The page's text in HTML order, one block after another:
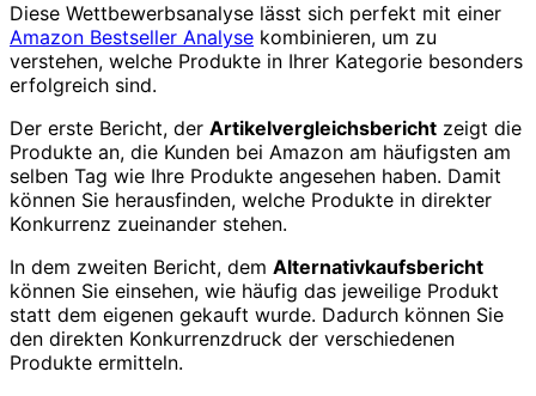
Diese Wettbewerbsanalyse lässt sich perfekt mit einer
Amazon Bestseller Analyse kombinieren, um zu
verstehen, welche Produkte in Ihrer Kategorie besonders
erfolgreich sind.
Der erste Bericht, der Artikelvergleichsbericht zeigt die
Produkte an, die Kunden bei Amazon am häufigsten am
selben Tag wie Ihre Produkte angesehen haben. Damit
können Sie herausfinden, welche Produkte in direkter
Konkurrenz zueinander stehen.
In dem zweiten Bericht, dem Alternativkaufsbericht
können Sie einsehen, wie häufig das jeweilige Produkt
statt dem eigenen gekauft wurde. Dadurch können Sie
den direkten Konkurrenzdruck der verschiedenen
Produkte ermitteln.